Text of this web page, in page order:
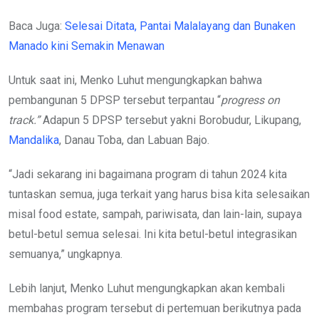
Baca Juga: Selesai Ditata, Pantai Malalayang dan Bunaken
Manado kini Semakin Menawan
Untuk saat ini, Menko Luhut mengungkapkan bahwa
pembangunan 5 DPSP tersebut terpantau “progress on
track.”Adapun 5 DPSP tersebut yakni Borobudur, Likupang,
Mandalika, Danau Toba, dan Labuan Bajo.
“Jadi sekarang ini bagaimana program di tahun 2024 kita
tuntaskan semua, juga terkait yang harus bisa kita selesaikan
misal food estate, sampah, pariwisata, dan lain-lain, supaya
betul-betul semua selesai. Ini kita betul-betul integrasikan
semuanya,” ungkapnya.
Lebih lanjut, Menko Luhut mengungkapkan akan kembali
membahas program tersebut di pertemuan berikutnya pada